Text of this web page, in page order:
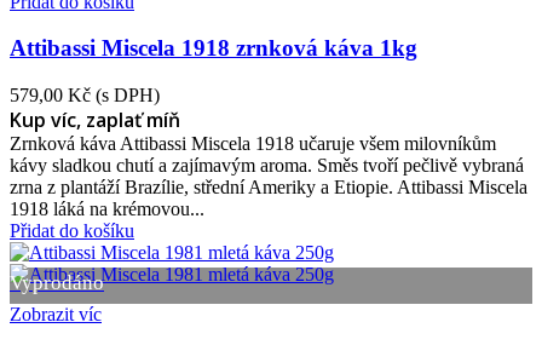
Attibassi Miscela 1918 zrnková káva 1kg
579,00 Kč (s DPH)
Kup víc, zaplať míň
Zrnková káva Attibassi Miscela 1918 učaruje všem milovníkům
kávy sladkou chutí a zajímavým aroma. Směs tvoří pečlivě vybraná
zrna z plantáží Brazílie, střední Ameriky a Etiopie. Attibassi Miscela
1918 láká na krémovou...
Přidat do košíku
Vyprodáno
Zobrazit víc